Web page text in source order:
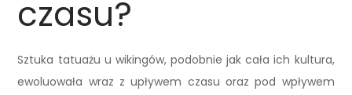
czasu?
Sztuka tatuażu u wikingów, podobnie jak cała ich kultura,
ewoluowała wraz z upływem czasu oraz pod wpływem